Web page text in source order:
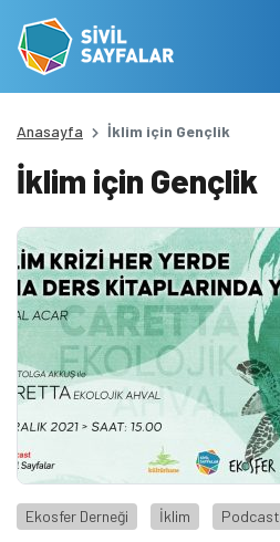
Anasayfa İklim için Gençlik
İklim için Gençlik
Ekosfer Derneği İklim Podcast